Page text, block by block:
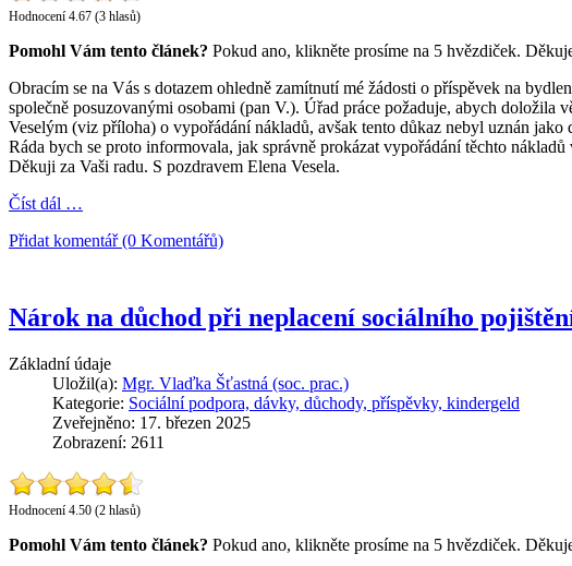
Hodnocení 4.67 (3 hlasů)
Pomohl Vám tento článek? Pokud ano, klikněte prosíme na 5 hvězdiček.
Obracím se na Vás s dotazem ohledně zamítnutí mé žádosti o příspěvek na
společně posuzovanými osobami (pan V.). Úřad práce požaduje, abych
Veselým (viz příloha) o vypořádání nákladů, avšak tento důkaz nebyl uznán
Ráda bych se proto informovala, jak správně prokázat vypořádání těchto
Děkuji za Vaši radu. S pozdravem Elena Vesela.
Číst dál …
Přidat komentář (0 Komentářů)
Nárok na důchod při neplacení sociálního
Základní údaje
Uložil(a): Mgr. Vlaďka Šťastná (soc. prac.)
Kategorie: Sociální podpora, dávky, důchody, příspěvky, kindergeld
Zveřejněno: 17. březen 2025
Zobrazení: 2611
Hodnocení 4.50 (2 hlasů)
Pomohl Vám tento článek? Pokud ano, klikněte prosíme na 5 hvězdiček.